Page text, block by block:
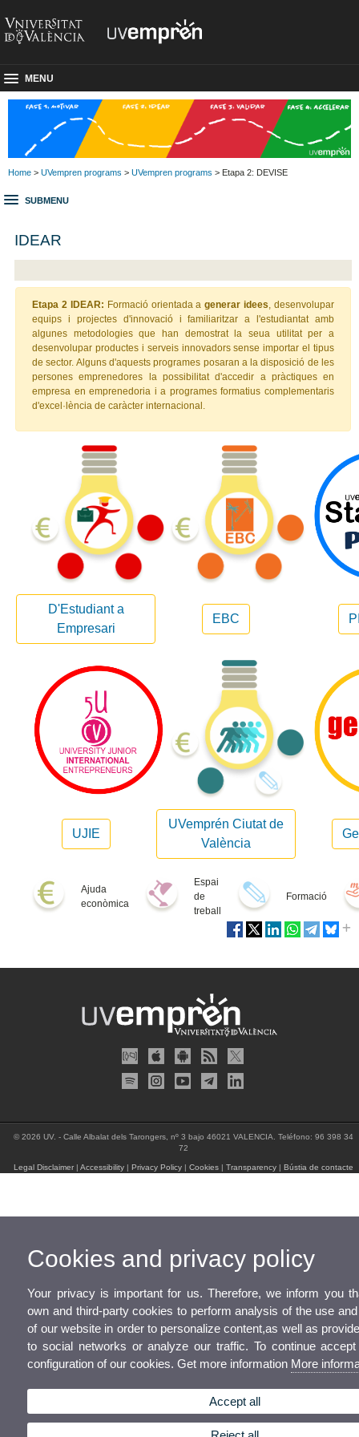
MENU
Home > UVempren programs > UVempren programs > Etapa 2: DEVISE
SUBMENU
IDEAR
Etapa 2 IDEAR: Formació orientada agenerar idees, desenvolupar
equips i projectes d'innovació i familiaritzar a l'estudiantat amb
algunes metodologies que han demostrat la seua utilitat per a
desenvolupar productes i serveis innovadors sense importar el tipus
de sector. Alguns d'aquests programes posaran a la disposició de les
persones emprenedores la possibilitat d'accedir a pràctiques en
empresa en emprenedoria i a programes formatius complementaris
d'excel·lència de caràcter internacional.
D'Estudiant a
Empresari
EBC
UJIE
UVemprén Ciutat de
València
Ajuda
econòmica
Espai
de
treball
Formació
© 2026 UV. - Calle Albalat dels Tarongers, nº 3 bajo 46021 VALENCIA. Teléfono: 96 398 34
72
Legal Disclaimer| Accessibility| Privacy Policy| Cookies| Transparency| Bústia de contacte
Cookies and privacy policy
Your privacy is important for us. Therefore, we inform you
own and third-party cookies to perform analysis of the use
of our website in order to personalize content,as well as
to social networks or analyze our traffic. To continue
configuration of our cookies. Get more information More
Accept all